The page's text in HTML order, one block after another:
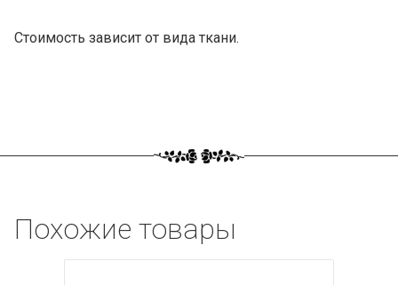
Стоимость зависит от вида ткани.
Похожие товары